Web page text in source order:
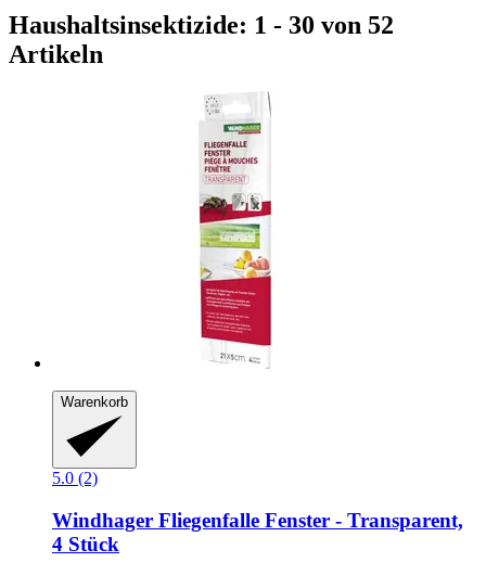
Haushaltsinsektizide: 1 - 30 von 52
Artikeln
Warenkorb
5.0 (2)
Windhager Fliegenfalle Fenster -​ Transparent,
4 Stück